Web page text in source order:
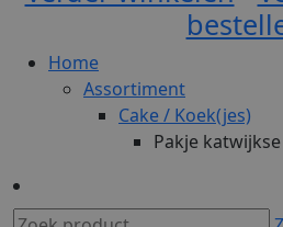
Home
Assortiment
Cake / Koek(jes)
Pakje